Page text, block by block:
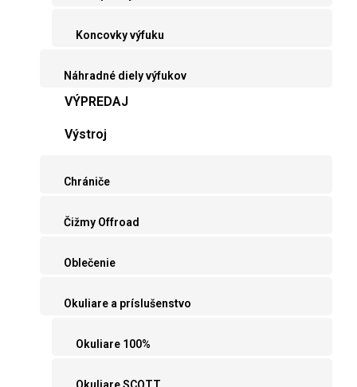
Koncovky výfuku
Náhradné diely výfukov
VÝPREDAJ
Výstroj
Chrániče
Čižmy Offroad
Oblečenie
Okuliare a príslušenstvo
Okuliare 100%
Okuliare SCOTT